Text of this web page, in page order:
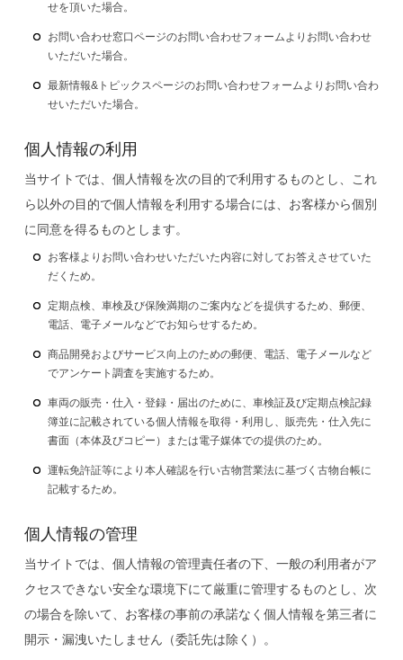
せを頂いた場合。
お問い合わせ窓口ページのお問い合わせフォームよりお問い合わせ
いただいた場合。
最新情報&トピックスページのお問い合わせフォームよりお問い合わ
せいただいた場合。
個人情報の利用
当サイトでは、個人情報を次の目的で利用するものとし、これ
ら以外の目的で個人情報を利用する場合には、お客様から個別
に同意を得るものとします。
お客様よりお問い合わせいただいた内容に対してお答えさせていた
だくため。
定期点検、車検及び保険満期のご案内などを提供するため、郵便、
電話、電子メールなどでお知らせするため。
商品開発およびサービス向上のための郵便、電話、電子メールなど
でアンケート調査を実施するため。
車両の販売・仕入・登録・届出のために、車検証及び定期点検記録
簿並に記載されている個人情報を取得・利用し、販売先・仕入先に
書面（本体及びコピー）または電子媒体での提供のため。
運転免許証等により本人確認を行い古物営業法に基づく古物台帳に
記載するため。
個人情報の管理
当サイトでは、個人情報の管理責任者の下、一般の利用者がア
クセスできない安全な環境下にて厳重に管理するものとし、次
の場合を除いて、お客様の事前の承諾なく個人情報を第三者に
開示・漏洩いたしません（委託先は除く）。